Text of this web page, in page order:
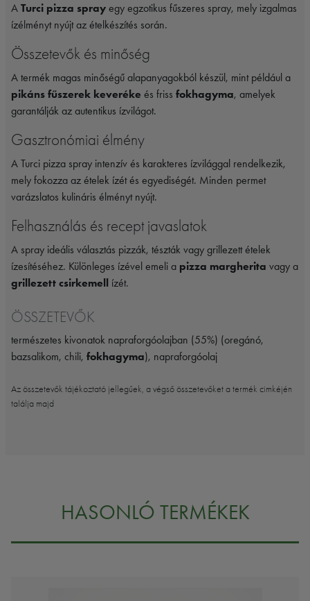
A Turci pizza spray egy egzotikus fűszeres spray, mely izgalmas
ízélményt nyújt az ételkészítés során.
Összetevők és minőség
A termék magas minőségű alapanyagokból készül, mint például a
pikáns fűszerek keveréke és friss fokhagyma, amelyek
garantálják az autentikus ízvilágot.
Gasztronómiai élmény
A Turci pizza spray intenzív és karakteres ízvilággal rendelkezik,
mely fokozza az ételek ízét és egyediségét. Minden permet
varázslatos kulináris élményt nyújt.
Felhasználás és recept javaslatok
A spray ideális választás pizzák, tészták vagy grillezett ételek
ízesítéséhez. Különleges ízével emeli a pizza margherita vagy a
grillezett csirkemell ízét.
ÖSSZETEVŐK
természetes kivonatok napraforgóolajban (55%) (oregánó,
bazsalikom, chili, fokhagyma), napraforgóolaj
Az összetevők tájékoztató jellegűek, a végső összetevőket a termék cimkéjén
találja majd
HASONLÓ TERMÉKEK